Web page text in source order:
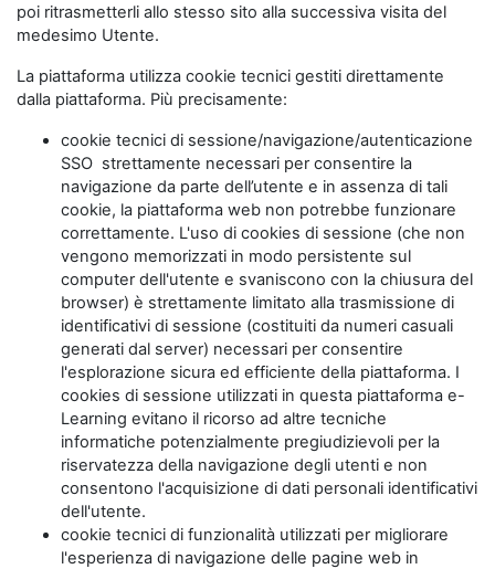
poi ritrasmetterli allo stesso sito alla successiva visita del
medesimo Utente.
La piattaforma utilizza cookie tecnici gestiti direttamente
dalla piattaforma. Più precisamente:
cookie tecnici di sessione/navigazione/autenticazione
SSO strettamente necessari per consentire la
navigazione da parte dell’utente e in assenza di tali
cookie, la piattaforma web non potrebbe funzionare
correttamente. L'uso di cookies di sessione (che non
vengono memorizzati in modo persistente sul
computer dell'utente e svaniscono con la chiusura del
browser) è strettamente limitato alla trasmissione di
identificativi di sessione (costituiti da numeri casuali
generati dal server) necessari per consentire
l'esplorazione sicura ed efficiente della piattaforma. I
cookies di sessione utilizzati in questa piattaforma e-
Learning evitano il ricorso ad altre tecniche
informatiche potenzialmente pregiudizievoli per la
riservatezza della navigazione degli utenti e non
consentono l'acquisizione di dati personali identificativi
dell'utente.
cookie tecnici di funzionalità utilizzati per migliorare
l'esperienza di navigazione delle pagine web in